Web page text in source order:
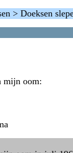
> Doeksen
mijn oom: